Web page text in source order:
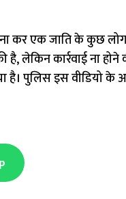
कर एक जाति के कुछ
लेकिन कार्रवाई ना
पुलिस इस वीडियो के